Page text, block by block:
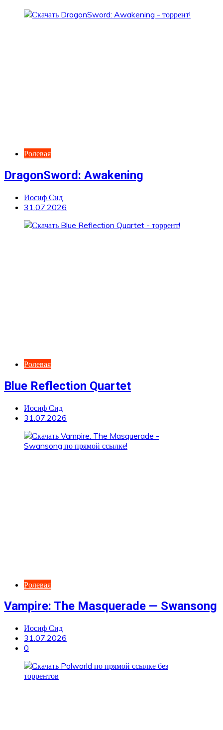
Ролевая
DragonSword: Awakening
Иосиф Сид
31.07.2026
Ролевая
Blue Reflection Quartet
Иосиф Сид
31.07.2026
Ролевая
Vampire: The Masquerade — Swansong
Иосиф Сид
31.07.2026
0